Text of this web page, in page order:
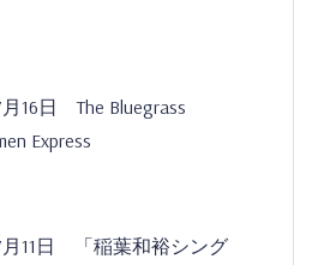
16日 The Bluegrass
Express
月11日 「稲葉和裕シング